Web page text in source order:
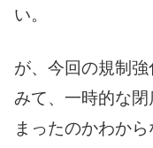
い。
が、今回の規制
みて、一時的な
まったのかわか